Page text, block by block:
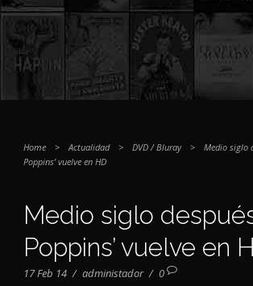
Home > Actualidad > DVD / Bluray >
Medio siglo
Poppins’ vuelve en HD
Medio siglo
Poppins’ vuelve en
17 Feb 14 / administador / 0